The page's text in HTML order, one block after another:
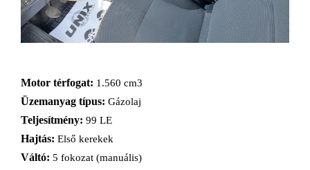
Motor térfogat: 1.560 cm3
Üzemanyag típus: Gázolaj
Teljesítmény: 99 LE
Hajtás: Első kerekek
Váltó: 5 fokozat (manuális)